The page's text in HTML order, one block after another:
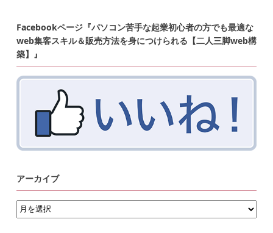
Facebookページ『パソコン苦手な起業初心者の方でも最適な
web集客スキル＆販売方法を身につけられる【二人三脚web構
築】』
アーカイブ
ア
ー
カ